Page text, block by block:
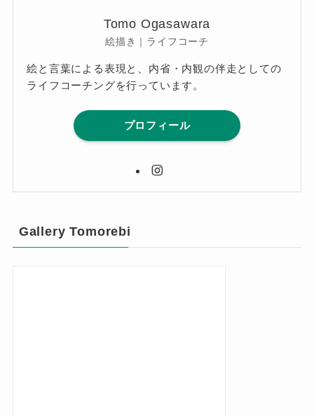
Tomo Ogasawara
絵描き｜ライフコーチ
絵と言葉による表現と、内省・内観の伴走としての
ライフコーチングを行っています。
プロフィール
Gallery Tomorebi